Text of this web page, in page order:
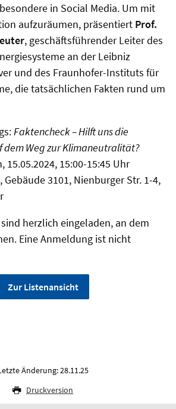
in Social Media. Um mit
aufzuräumen, präsentiert Prof.
, geschäftsführender Leiter des
an der Leibniz
und des Fraunhofer-Instituts für
die tatsächlichen Fakten rund um
Faktencheck – Hilft uns die
dem Weg zur Klimaneutralität?
15.05.2024, 15:00-15:45 Uhr
Gebäude 3101, Nienburger Str. 1-4,
herzlich eingeladen, an dem
Eine Anmeldung ist nicht
Zur Listenansicht
Änderung: 28.11.25
Druckversion